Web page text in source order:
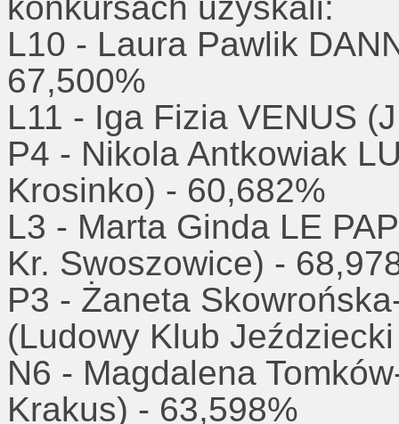
L10 - Laura Pawlik
67,500%
L11 - Iga Fizia VENUS
P4 - Nikola Antkowiak
Krosinko) - 60,682%
L3 - Marta Ginda LE
Kr. Swoszowice) -
P3 - Żaneta
(Ludowy Klub
N6 - Magdalena
Krakus) - 63,598%